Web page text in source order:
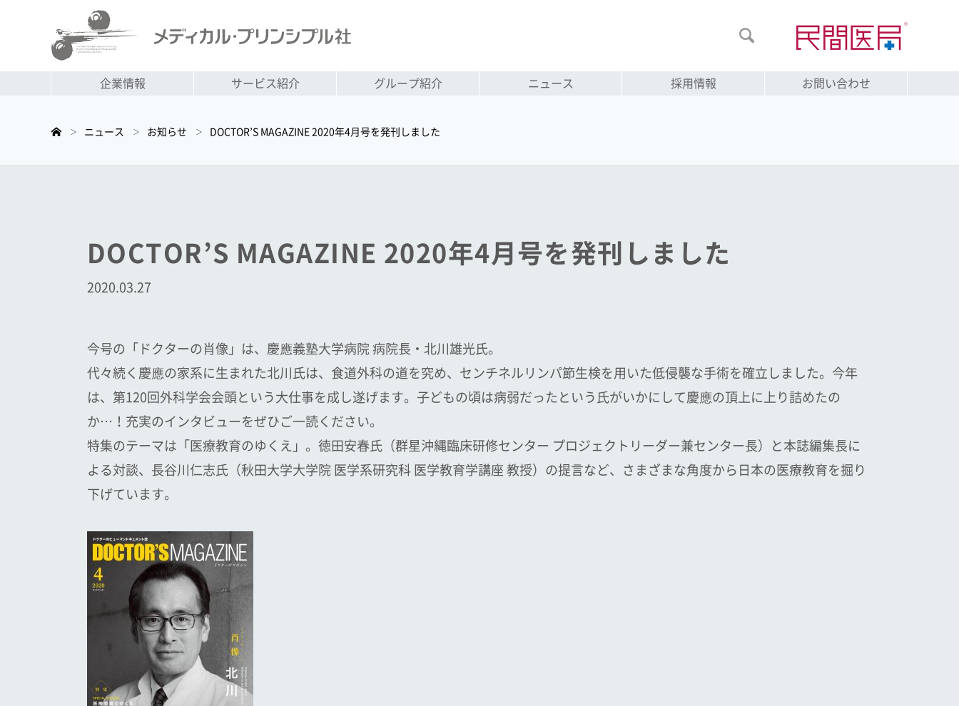

企業情報 サービス紹介 グループ紹介 ニュース 採用情報 お問い合わせ
＞ ニュース ＞ お知らせ ＞ DOCTOR’S MAGAZINE 2020年4月号を発刊しました
DOCTOR’S MAGAZINE 2020年4月号を発刊しました
2020.03.27
今号の「ドクターの肖像」は、慶應義塾大学病院 病院長・北川雄光氏。
代々続く慶應の家系に生まれた北川氏は、食道外科の道を究め、センチネルリンパ節生検を用いた低侵襲な手術を確立しました。今年
は、第120回外科学会会頭という大仕事を成し遂げます。子どもの頃は病弱だったという氏がいかにして慶應の頂上に上り詰めたの
か…！充実のインタビューをぜひご一読ください。
特集のテーマは「医療教育のゆくえ」。徳田安春氏（群星沖縄臨床研修センター プロジェクトリーダー兼センター長）と本誌編集長に
よる対談、長谷川仁志氏（秋田大学大学院 医学系研究科 医学教育学講座 教授）の提言など、さまざまな角度から日本の医療教育を掘り
下げています。